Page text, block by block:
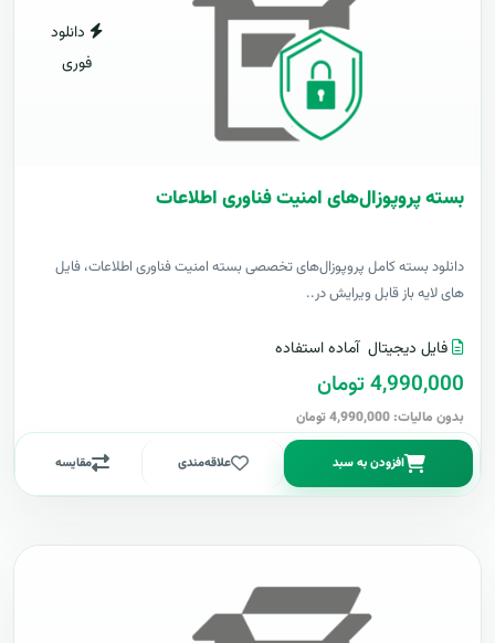
دانلود
فوری
بسته پروپوزال‌های امنیت فناوری اطلاعات
دانلود بسته کامل پروپوزال‌های تخصصی بسته امنیت فناوری اطلاعات، فایل
های لایه باز قابل ویرایش در..
فایل دیجیتال آماده استفاده
4,990,000 تومان
بدون مالیات: 4,990,000 تومان
افزودن به سبد علاقه‌مندی مقایسه